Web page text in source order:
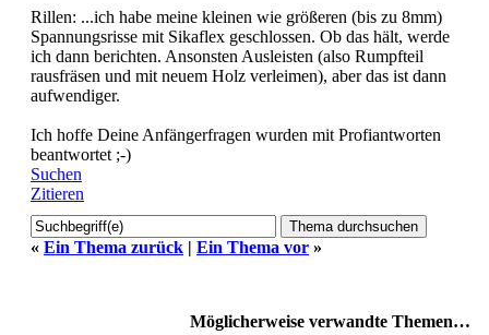
Rillen: ...ich habe meine kleinen wie größeren (bis zu 8mm)
Spannungsrisse mit Sikaflex geschlossen. Ob das hält, werde
ich dann berichten. Ansonsten Ausleisten (also Rumpfteil
rausfräsen und mit neuem Holz verleimen), aber das ist dann
aufwendiger.
Ich hoffe Deine Anfängerfragen wurden mit Profiantworten
beantwortet ;-)
Suchen
Zitieren
« Ein Thema zurück Ein Thema vor »
Möglicherweise verwandte Themen…